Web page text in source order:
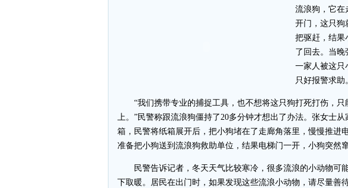
流浪狗，它在
开门，这只狗
把驱赶，结果
了回去。当晚
一家人被这只
只好报警求助
“我们携带专业的捕捉工具，也不想将这只狗打死打伤，只
上。”民警称跟流浪狗僵持了20多分钟才想出了办法。张女士
箱，民警将纸箱展开后，把小狗堵在了走廊角落里，慢慢推进
准备把小狗送到流浪狗救助单位，结果电梯门一开，小狗突然
民警告诉记者，冬天天气比较寒冷，很多流浪的小动物可
下取暖。居民在出门时，如果发现这些流浪小动物，请尽量善